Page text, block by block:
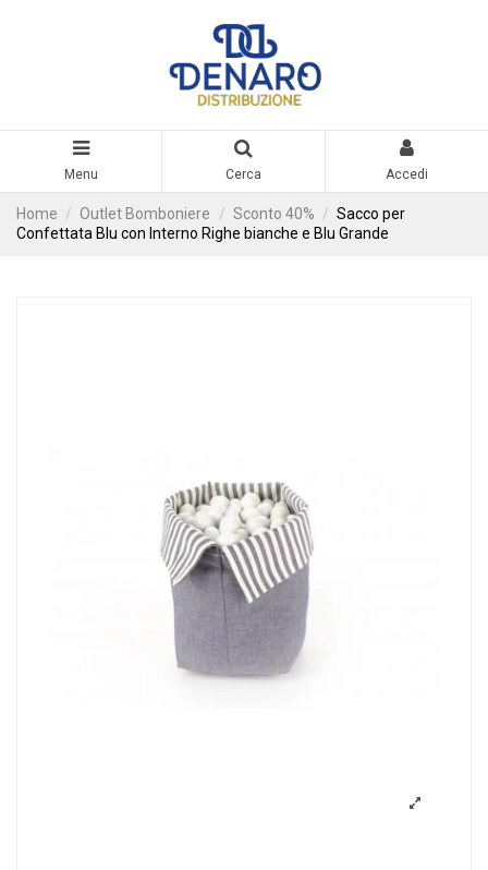
Menu Cerca Accedi
Home Outlet Bomboniere Sconto 40%
Sacco per
Confettata Blu con Interno Righe bianche e Blu Grande